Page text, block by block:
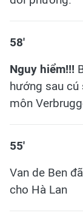
58'
Nguy hiểm!!!
hướng sau cú
môn
55'
Van de Ben
cho Hà Lan